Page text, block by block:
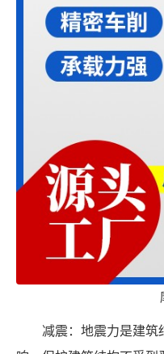
减震：地震力是建筑